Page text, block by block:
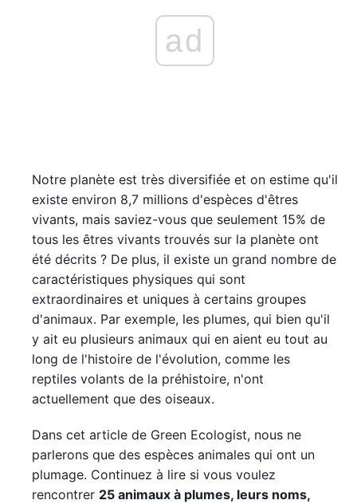
ad
Notre planète est très diversifiée et on estime qu'il
existe environ 8,7 millions d'espèces d'êtres
vivants, mais saviez-vous que seulement 15% de
tous les êtres vivants trouvés sur la planète ont
été décrits ? De plus, il existe un grand nombre de
caractéristiques physiques qui sont
extraordinaires et uniques à certains groupes
d'animaux. Par exemple, les plumes, qui bien qu'il
y ait eu plusieurs animaux qui en aient eu tout au
long de l'histoire de l'évolution, comme les
reptiles volants de la préhistoire, n'ont
actuellement que des oiseaux.
Dans cet article de Green Ecologist, nous ne
parlerons que des espèces animales qui ont un
plumage. Continuez à lire si vous voulez
rencontrer 25 animaux à plumes, leurs noms,